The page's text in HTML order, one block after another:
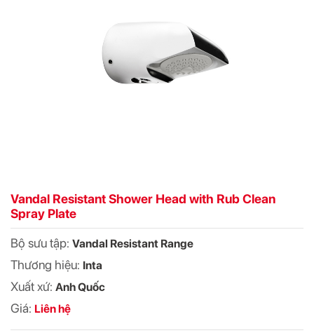
Vandal Resistant Shower Head with Rub Clean
Spray Plate
Bộ sưu tập: Vandal Resistant Range
Thương hiệu: Inta
Xuất xứ: Anh Quốc
Giá: Liên hệ